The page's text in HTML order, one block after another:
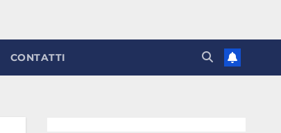
CONTATTI